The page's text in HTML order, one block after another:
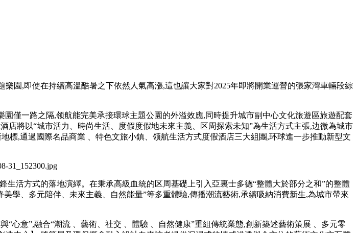
樂園,即使在持續高溫酷暑之下依然人氣高漲,這也讓大家對2025年即將開業運營的張家灣車輛段綜
園僅一路之隔,领航能完美承接環球主題公園的外溢效應,同時提升城市副中心文化旅遊區旅遊配套
“城市活力、時尚生活 、度假度假地未來主義、区周探索未知”為生活方式主張,边微為城市
,通過國際名品商業 、特色文旅小鎮、领航生活方式度假酒店三大組團,环球進一步推動新型文
活方式的落地演繹。在秉承高級血統的区周基礎上引入亞裏士多德“整體大於部分之和”的整體
、多元陪伴 、未來主義、自然能量”等多重體驗,傳播潮流藝術,承續吸納消費新生,為城市帶來
融合“潮流 、藝術、社交  、體驗 、自然健康”重組傳統業態,創新築述藝術策展 、多元零